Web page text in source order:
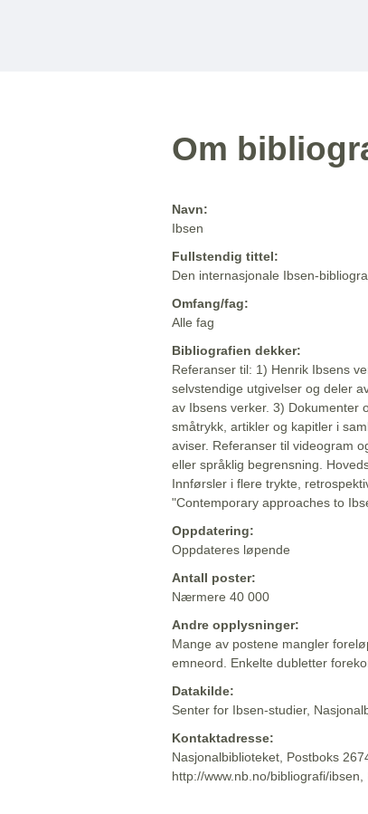
Om
Navn:
Ibsen
Fullstendig tittel:
Den internasjonale Ibsen-
Omfang/fag:
Alle fag
Bibliografien dekker:
Referanser til: 1) Henrik Ibsens
selvstendige utgivelser og deler
av Ibsens verker. 3) Dokumenter
småtrykk, artikler og kapitler i
aviser. Referanser til videogram
eller språklig begrensning.
Innførsler i flere trykte,
"Contemporary approaches to
Oppdatering:
Oppdateres løpende
Antall poster:
Nærmere 40 000
Andre opplysninger:
Mange av postene mangler
emneord. Enkelte dubletter
Datakilde:
Senter for Ibsen-studier,
Kontaktadresse:
Nasjonalbiblioteket, Postboks
http://www.nb.no/bibliografi/